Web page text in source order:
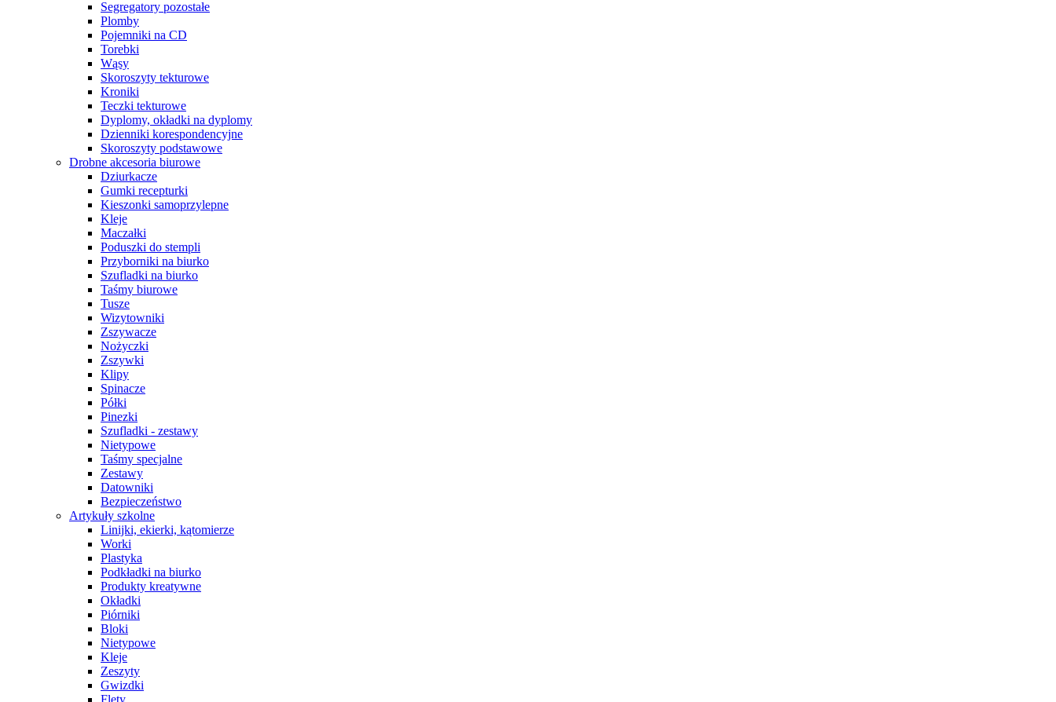
Segregatory pozostałe
Plomby
Pojemniki na CD
Torebki
Wąsy
Skoroszyty tekturowe
Kroniki
Teczki tekturowe
Dyplomy, okładki na dyplomy
Dzienniki korespondencyjne
Skoroszyty podstawowe
Drobne akcesoria biurowe
Dziurkacze
Gumki recepturki
Kieszonki samoprzylepne
Kleje
Maczałki
Poduszki do stempli
Przyborniki na biurko
Szufladki na biurko
Taśmy biurowe
Tusze
Wizytowniki
Zszywacze
Nożyczki
Zszywki
Klipy
Spinacze
Półki
Pinezki
Szufladki - zestawy
Nietypowe
Taśmy specjalne
Zestawy
Datowniki
Bezpieczeństwo
Artykuły szkolne
Linijki, ekierki, kątomierze
Worki
Plastyka
Podkładki na biurko
Produkty kreatywne
Okładki
Piórniki
Bloki
Nietypowe
Kleje
Zeszyty
Gwizdki
Flety